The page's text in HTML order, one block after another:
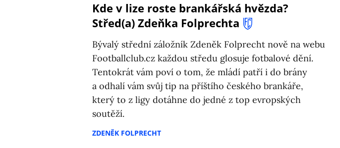
Kde v lize roste brankářská hvězda?
Střed(a) Zdeňka Folprechta
Bývalý střední záložník Zdeněk Folprecht nově na webu
Footballclub.cz každou středu glosuje fotbalové dění.
Tentokrát vám poví o tom, že mládí patří i do brány
a odhalí vám svůj tip na příštího českého brankáře,
který to z ligy dotáhne do jedné z top evropských
soutěží.
ZDENĚK FOLPRECHT